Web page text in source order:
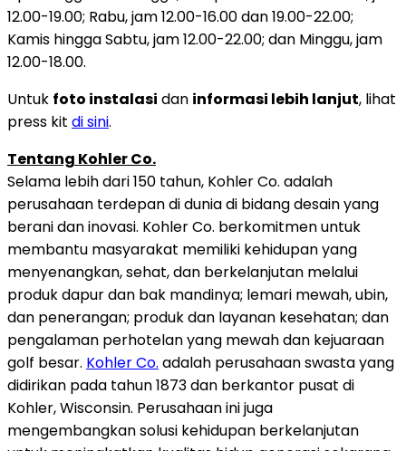
12.00-19.00; Rabu, jam 12.00-16.00 dan 19.00-22.00;
Kamis hingga Sabtu, jam 12.00-22.00; dan Minggu, jam
12.00-18.00.
Untuk foto instalasi dan informasi lebih lanjut, lihat
press kit di sini.
Tentang Kohler Co.
Selama lebih dari 150 tahun, Kohler Co. adalah
perusahaan terdepan di dunia di bidang desain yang
berani dan inovasi. Kohler Co. berkomitmen untuk
membantu masyarakat memiliki kehidupan yang
menyenangkan, sehat, dan berkelanjutan melalui
produk dapur dan bak mandinya; lemari mewah, ubin,
dan penerangan; produk dan layanan kesehatan; dan
pengalaman perhotelan yang mewah dan kejuaraan
golf besar. Kohler Co. adalah perusahaan swasta yang
didirikan pada tahun 1873 dan berkantor pusat di
Kohler, Wisconsin. Perusahaan ini juga
mengembangkan solusi kehidupan berkelanjutan